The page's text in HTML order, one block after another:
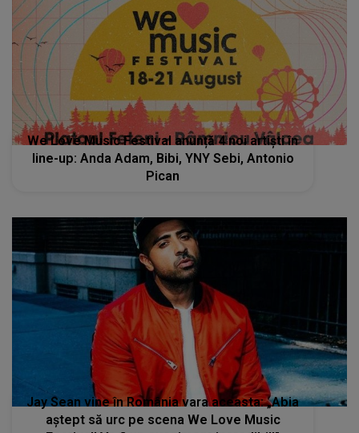
We Love Music Festival anunță 4 noi artiști în
line-up: Anda Adam, Bibi, YNY Sebi, Antonio
Pican
Jay Sean vine în România vara aceasta: „Abia
aștept să urc pe scena We Love Music